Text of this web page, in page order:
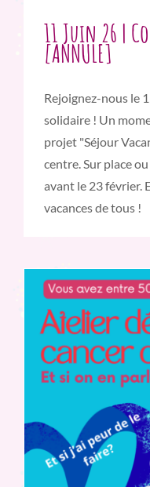
11 Juin 26 |
[ANNULE]
Rejoignez-nous le
solidaire ! Un
projet "Séjour
centre. Sur place
avant le 23 février.
vacances de tous !